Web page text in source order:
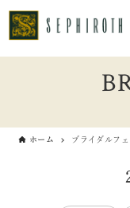
ホーム ブライダルフェ